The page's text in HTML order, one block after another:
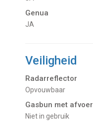
Genua
JA
Veiligheid
Radarreflector
Opvouwbaar
Gasbun met afvoer
Niet in gebruik